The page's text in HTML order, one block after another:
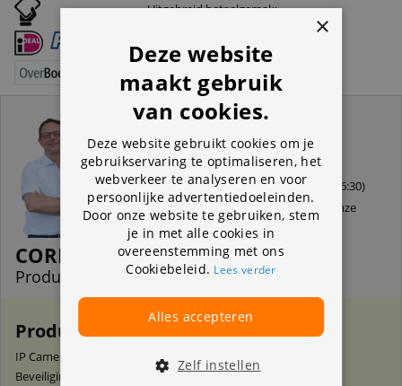
Uitgebreid betaalgemak:
CORNEILLE
Productspecialist
Advies nodig?
Bel 31 (0) 78 641 64 10
(bereikbaar tussen 9:30 - 16:30)
of stuur een e-mail naar onze
klantenservice
Producten en advies
IP Camera's
Top 10 IP camera's
Beveiligingscamera sets
Top 10 Camerasystemen
×
Deze website
maakt gebruik
van cookies.
Deze website gebruikt cookies om je
gebruikservaring te optimaliseren, het
webverkeer te analyseren en voor
persoonlijke advertentiedoeleinden.
Door onze website te gebruiken, stem
je in met alle cookies in
overeenstemming met ons
Cookiebeleid. Lees verder
Alles accepteren
Zelf instellen